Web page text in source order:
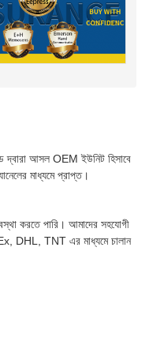
দ্বারা আসল OEM ইউনিট হিসাবে
মাধ্যমে প্রাপ্ত।
করতে পারি। আমাদের সহযোগী
DHL, TNT এর মাধ্যমে চালান